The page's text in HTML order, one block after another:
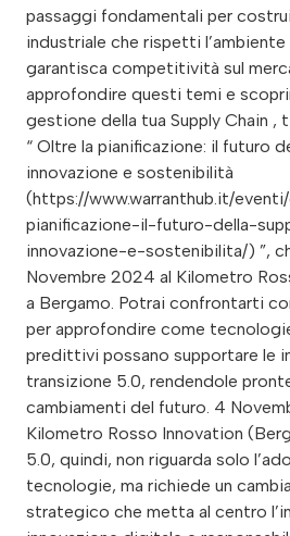
passaggi fondamentali per
industriale che rispetti
garantisca competitività sul
approfondire questi temi e
gestione della tua Supply Chain ,
“ Oltre la pianificazione: il futuro
innovazione e sostenibilità
(https://www.warranthub.it/
pianificazione-il-futuro-della-
innovazione-e-sostenibilita/) ”,
Novembre 2024 al Kilometro
a Bergamo. Potrai confrontarti
per approfondire come
predittivi possano supportare le
transizione 5.0, rendendole
cambiamenti del futuro. 4
Kilometro Rosso Innovation
5.0, quindi, non riguarda solo
tecnologie, ma richiede un
strategico che metta al centro